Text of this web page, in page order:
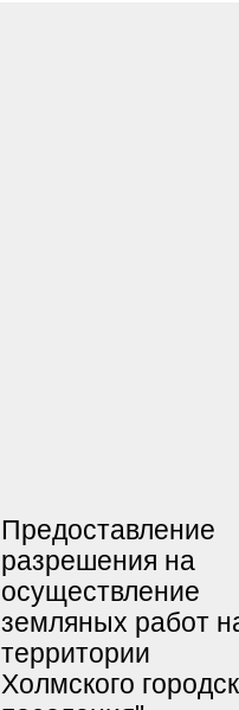
Предоставление
разрешения на
осуществление
земляных работ
территории
Холмского